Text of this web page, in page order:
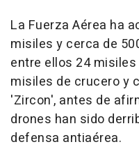
La Fuerza Aérea ha
misiles y cerca de
entre ellos 24
misiles de crucero y
'Zircon', antes de
drones han sido
defensa antiaérea.